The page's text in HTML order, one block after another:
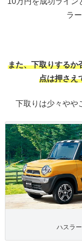
ラ
また、下取りするか
点は押さえ
下取りは少々やや
ハスラ